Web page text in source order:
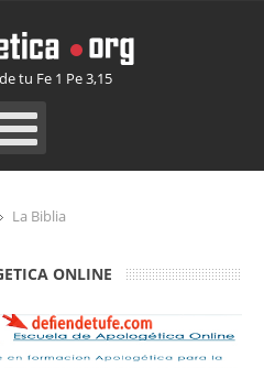
tu Fe 1 Pe 3,15
La Biblia
ONLINE